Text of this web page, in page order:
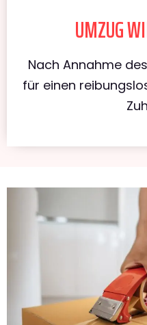
UMZUG
Nach Annahme
für einen